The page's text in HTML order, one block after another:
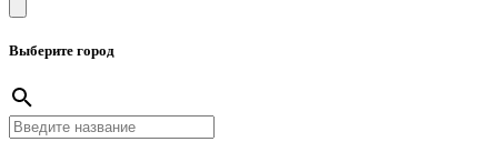
Выберите город